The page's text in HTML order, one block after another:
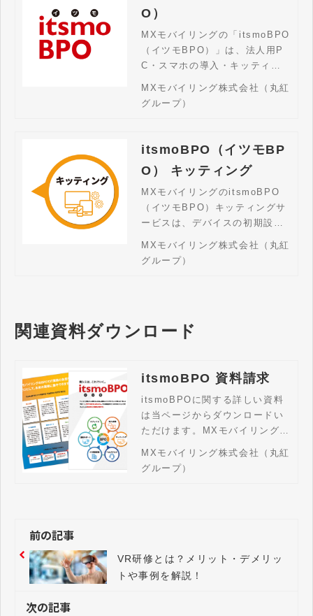
O）
MXモバイリングの「itsmoBPO
（イツモBPO）」は、法人用P
C・スマホの導入・キッティン
も柔軟に対応。デバイス管理の
業務効率化を実現します。
MXモバイリング株式会社（丸紅
グループ）
itsmoBPO（イツモBP
O） キッティング
MXモバイリングのitsmoBPO
（イツモBPO）キッティングサ
ービスは、デバイスの初期設
アプリケーションのインストー
ルをサポートし、受け取ったそ
MXモバイリング株式会社（丸紅
グループ）
関連資料ダウンロード
itsmoBPO 資料請求
itsmoBPOに関する詳しい資料
は当ページからダウンロードい
ただけます。MXモバイリングの
ツモBPO）」は、法人用PC・
スマホの導入・キッティング・
軟に対応。デバイス管理の業務
効率化を実現します
MXモバイリング株式会社（丸紅
グループ）
前の記事
VR研修とは？メリット・デメリッ
トや事例を解説！
次の記事